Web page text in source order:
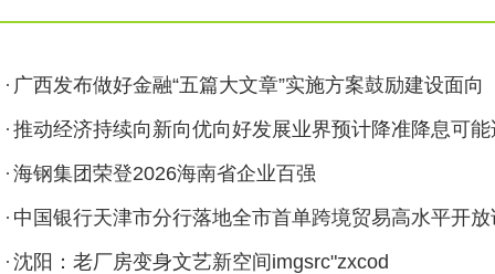
广西发布做好金融“五篇大文章”实施方案鼓励建设面向
推动经济持续向新向优向好发展业界预计降准降息可能
海钢集团荣登2026海南省企业百强
中国银行天津市分行落地全市首单跨境贸易高水平开放
沈阳：老厂房变身文艺新空间imgsrc"zxcod